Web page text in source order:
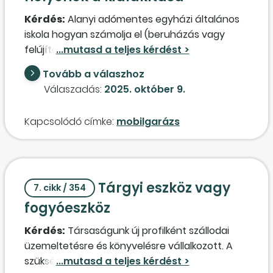
képzés díjának egy részét megtérítse a
dolgozó felé? Ilyen esetben a könyvelésben az
egyéb személyi jellegű kifizetések között kell
megjeleníteni?
Kérdés: Alanyi adómentes egyházi általános
iskola hogyan számolja el (beruházás vagy
felújítás?) a fenntartó által rendelkezésre
bocsátott, az iskola által használt területen:
– 2 db mobil garázs áthelyezését, a vállalkozási
szerződés alapján a vállalkozó a garázs
– A kerékpártároló kialakítását is ő végezte el.
Tovább a válaszhoz
Válaszadás: 2025. október 9.
Kapcsolódó címke: mobilgarázs
7. cikk / 354
Tárgyi eszköz vagy
fogyóeszköz
Kérdés: Társaságunk új profilként szállodai
üzemeltetésre és könyvelésre vállalkozott. A
szükséges felszerelések, kellékek függvényében